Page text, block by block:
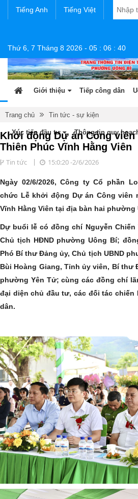
Tiếng Anh Tiếng Việt
Thứ 6, 7 Tháng 8 2026 - 05 : 06 : 41
Giới thiệu Tiếp công dân
Tin tức - sự kiện Sản phẩm OCOP
Xúc tiến đầu tư Thông tin quy
Trang chủ Tin tức - sự kiện
Khởi động Dự án Công
Thiên Phúc Vĩnh Hằng Viên
Tin tức 15:0:20 -2/6/2026
Ngày 02/6/2026, Công ty Cổ phần
chức Lễ khởi động Dự án Công viên
Vĩnh Hằng Viên tại địa bàn hai phường
Dự buổi lễ có đồng chí Nguyễn
Chủ tịch HĐND phường Uông Bí;
Phó Bí thư Đảng ủy, Chủ tịch UBND
Bùi Hoàng Giang, Tỉnh ủy viên, Bí thư
phường Yên Tử; cùng các đồng chí
đại diện chủ đầu tư, các đối tác chiến
dân.